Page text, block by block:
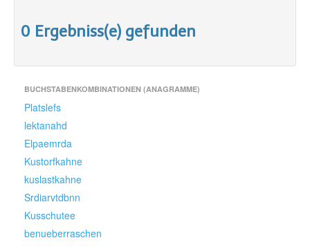
0 Ergebniss(e) gefunden
BUCHSTABENKOMBINATIONEN (ANAGRAMME)
Platslefs
lektanahd
Elpaemrda
Kustorfkahne
kuslastkahne
Srdiarvtdbnn
Kusschutee
benueberraschen